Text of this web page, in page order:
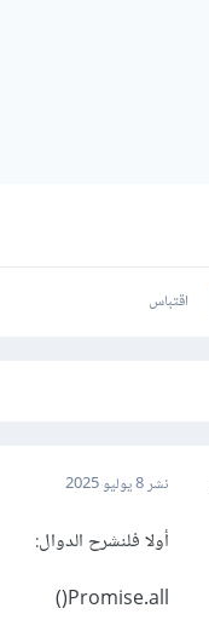
اقتباس
نشر8 يوليو 2025
أولا فلنشرح الدوال:
Promise.all()